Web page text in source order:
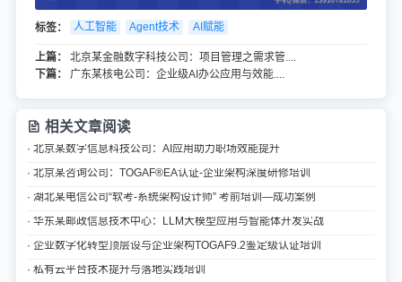
标签： 人工智能 Agent技术 AI赋能
上篇：
北京某金融数字科技公司：项目管理之需求管....
下篇：
广东某核电公司：企业级AI办公应用与效能....
相关文章阅读
· 北京某数字信息科技公司：AI应用助力职场效能提升
· 北京某咨询公司：TOGAF®EA认证-企业架构深度研修培训
· 湖北某电信公司“软考-系统架构设计师” 考前培训—成功案例
· 华东某邮政信息技术中心：LLM大模型应用与智能体开发实战
· 企业数字化转型顶层设与企业架构TOGAF9.2鉴定级认证培训
· 私有云平台技术提升与落地实践培训